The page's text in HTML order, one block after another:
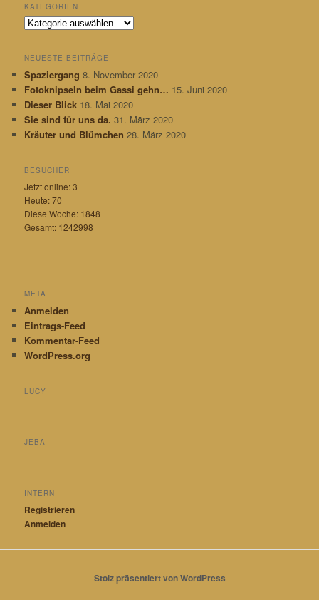
k
b
k
KATEGORIEN
K
e
g
o
r
i
e
NEUESTE BEITRÄGE
Spaziergang 8. November 2020
Fotoknipseln beim Gassi gehn… 15. Juni 2020
Dieser Blick 18. Mai 2020
Sie sind für uns da. 31. März 2020
Kräuter und Blümchen 28. März 2020
BESUCHER
Jetzt online: 3
Heute: 70
Diese Woche: 1848
Gesamt: 1242998
META
Anmelden
Eintrags-Feed
Kommentar-Feed
WordPress.org
LUCY
JEBA
INTERN
Registrieren
Anmelden
Stolz präsentiert von WordPress